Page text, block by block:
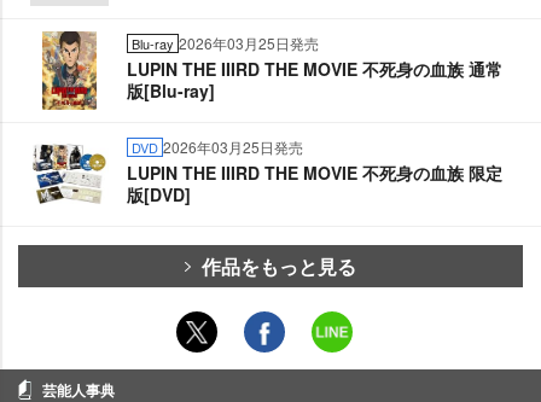
Blu-ray 2026年03月25日発売
LUPIN THE IIIRD THE MOVIE 不死身の血族 通常
版[Blu-ray]
DVD 2026年03月25日発売
LUPIN THE IIIRD THE MOVIE 不死身の血族 限定
版[DVD]
作品をもっと見る
芸能人事典